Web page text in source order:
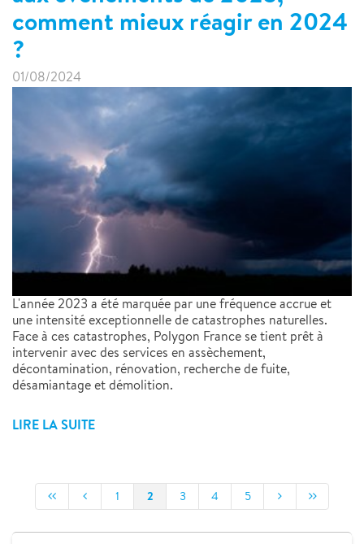
comment mieux réagir en 2024
?
01/08/2024
L'année 2023 a été marquée par une fréquence accrue et
une intensité exceptionnelle de catastrophes naturelles.
Face à ces catastrophes, Polygon France se tient prêt à
intervenir avec des services en assèchement,
décontamination, rénovation, recherche de fuite,
désamiantage et démolition.
LIRE LA SUITE
1 2 3 4 5